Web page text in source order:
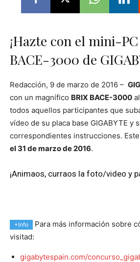
¡Hazte con el mini-
BACE-3000 de
Redacción, 9 de marzo de 2016 –
con un magnífico BRIX BACE-3000
todos aquellos participantes que
vídeo de su placa base GIGABYTE y
correspondientes instrucciones.
el 31 de marzo de 2016.
¡Animaos, curraos la foto/video y
+Info
Para más información sobre
visitad:
gigabytespain.com/